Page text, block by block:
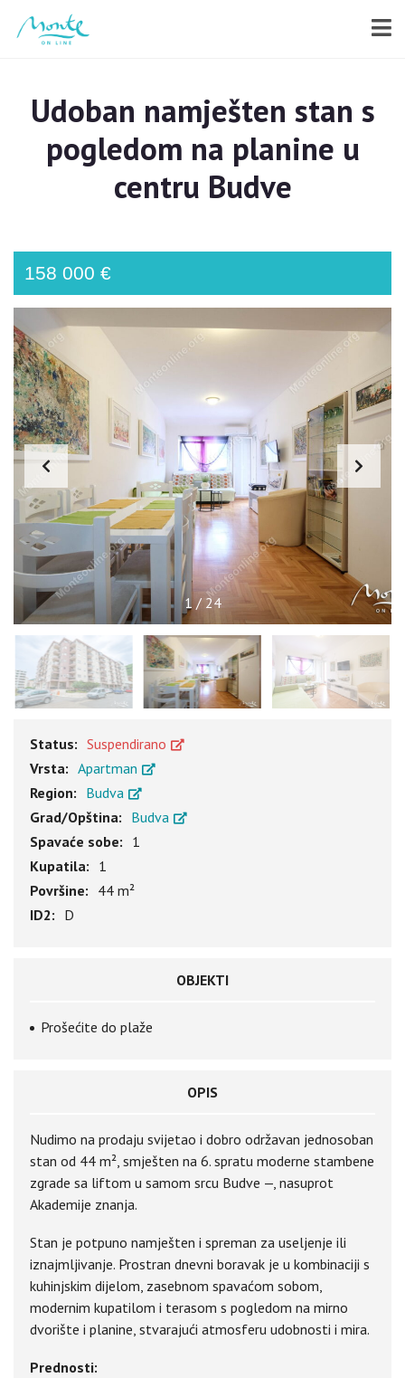
Udoban namješten stan s
pogledom na planine u
centru Budve
158 000 €
1/ 24
Status: Suspendirano
Vrsta: Apartman
Region: Budva
Grad/Opština: Budva
Spavaće sobe: 1
Kupatila: 1
Površine: 44 m²
ID2: D
OBJEKTI
Prošećite do plaže
OPIS
Nudimo na prodaju svijetao i dobro održavan jednosoban
stan od 44 m², smješten na 6. spratu moderne stambene
zgrade sa liftom u samom srcu Budve —, nasuprot
Akademije znanja.
Stan je potpuno namješten i spreman za useljenje ili
iznajmljivanje. Prostran dnevni boravak je u kombinaciji s
kuhinjskim dijelom, zasebnom spavaćom sobom,
modernim kupatilom i terasom s pogledom na mirno
dvorište i planine, stvarajući atmosferu udobnosti i mira.
Prednosti: